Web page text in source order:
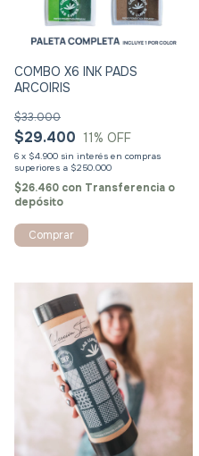
COMBO X6 INK PADS
ARCOIRIS
$29.400
$33.000
11% OFF
6 x $4.900 sin interés
$26.460 con Transferencia o
depósito